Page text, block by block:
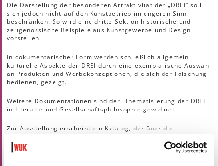
Die Darstellung der besonderen Attraktivität der „DREI“ soll
sich jedoch nicht auf den Kunstbetrieb im engeren Sinn
beschränken. So wird eine dritte Sektion historische und
zeitgenössische Beispiele aus Kunstgewerbe und Design
vorstellen.
In dokumentarischer Form werden schließlich allgemein
kulturelle Aspekte der DREI durch eine exemplarische Auswahl
an Produkten und Werbekonzeptionen, die sich der Fälschung
bedienen, gezeigt.
Weitere Dokumentationen sind der Thematisierung der DREI
in Literatur und Gesellschaftsphilosophie gewidmet.
Zur Ausstellung erscheint ein Katalog, der über die
Beiträgen verschiedener Autoren intensiv sowohl mit kunst-
und kulturwissenschaftlichen als auch mit
kulturphilosophischen Perspektiven auseinandersetzt.